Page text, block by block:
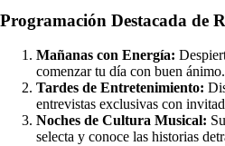
Programación Destacada de
Mañanas con Energía:
comenzar tu día con buen ánimo.
Tardes de Entretenimiento:
entrevistas exclusivas con
Noches de Cultura Musical:
selecta y conoce las historias